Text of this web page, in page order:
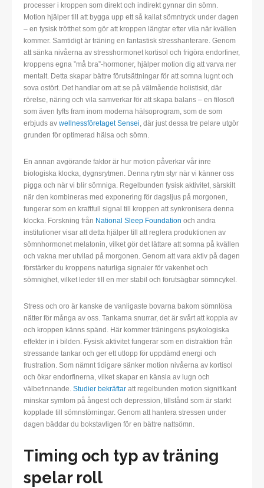
processer i kroppen som direkt och indirekt gynnar din sömn.
Motion hjälper till att bygga upp ett så kallat sömntryck under dagen
– en fysisk trötthet som gör att kroppen längtar efter vila när kvällen
kommer. Samtidigt är träning en fantastisk stresshanterare. Genom
att sänka nivåerna av stresshormonet kortisol och frigöra endorfiner,
kroppens egna ”må bra”-hormoner, hjälper motion dig att varva ner
mentalt. Detta skapar bättre förutsättningar för att somna lugnt och
sova ostört. Det handlar om att se på välmående holistiskt, där
rörelse, näring och vila samverkar för att skapa balans – en filosofi
som även lyfts fram inom moderna hälsoprogram, som de som
erbjuds av wellnessföretaget Sensei, där just dessa tre pelare utgör
grunden för optimerad hälsa och sömn.
En annan avgörande faktor är hur motion påverkar vår inre
biologiska klocka, dygnsrytmen. Denna rytm styr när vi känner oss
pigga och när vi blir sömniga. Regelbunden fysisk aktivitet, särskilt
när den kombineras med exponering för dagsljus på morgonen,
fungerar som en kraftfull signal till kroppen att synkronisera denna
klocka. Forskning från National Sleep Foundation och andra
institutioner visar att detta hjälper till att reglera produktionen av
sömnhormonet melatonin, vilket gör det lättare att somna på kvällen
och vakna mer utvilad på morgonen. Genom att vara aktiv på dagen
förstärker du kroppens naturliga signaler för vakenhet och
sömnighet, vilket leder till en mer stabil och förutsägbar sömncykel.
Stress och oro är kanske de vanligaste bovarna bakom sömnlösa
nätter för många av oss. Tankarna snurrar, det är svårt att koppla av
och kroppen känns spänd. Här kommer träningens psykologiska
effekter in i bilden. Fysisk aktivitet fungerar som en distraktion från
stressande tankar och ger ett utlopp för uppdämd energi och
frustration. Som nämnt tidigare sänker motion nivåerna av kortisol
och ökar endorfinerna, vilket skapar en känsla av lugn och
välbefinnande. Studier bekräftar att regelbunden motion signifikant
minskar symtom på ångest och depression, tillstånd som är starkt
kopplade till sömnstörningar. Genom att hantera stressen under
dagen bäddar du bokstavligen för en bättre nattsömn.
Timing och typ av träning
spelar roll